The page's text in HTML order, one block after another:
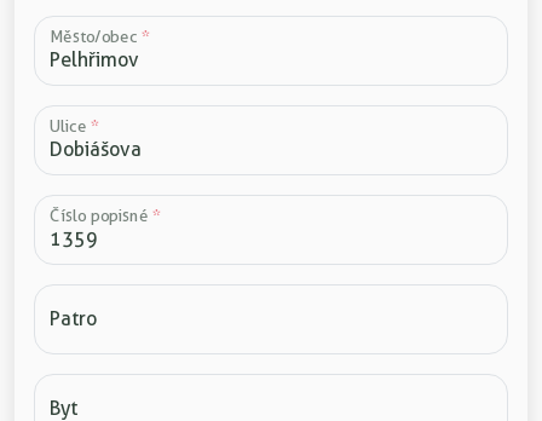
Město/obec *
Ulice*
Číslo popisné*
Patro
Byt